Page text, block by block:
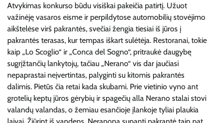
Atvykimas konkurso būdu visiškai pakeičia patirtį. Užuot
važinėję vasaros eisme ir perpildytose automobilių stovėjimo
aikštelėse virš pakrantės, svečiai žengia tiesiai iš jūros į
pakrantės terasas, kur tempas iškart sulėtėja. Restoranai, tokie
kaip „Lo Scoglio“ ir „Conca del Sogno“, pritraukė daugybę
sugrįžtančių lankytojų, tačiau „Nerano“ vis dar jaučiasi
nepaprastai neįvertintas, palyginti su kitomis pakrantės
dalimis. Pietūs čia retai kada skubami. Prie vietinio vyno ant
grotelių keptų jūros gėrybių ir spagečių alla Nerano stalai stovi
valandų valandas, o žemiau esančioje įlankoje tyliai plaukia